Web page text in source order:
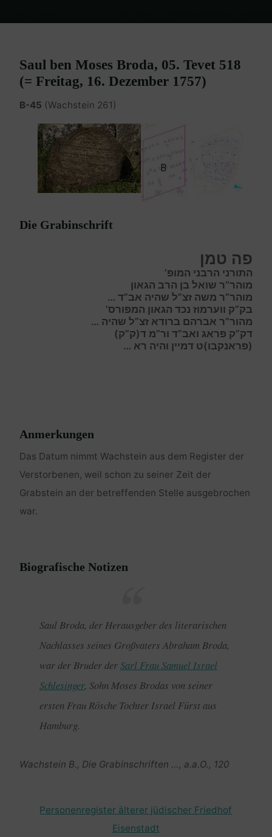
Saul ben Moses Broda, 05. Tevet 518
(= Freitag, 16. Dezember 1757)
B-45 (Wachstein 261)
Die Grabinschrift
פה טמן
התורני הרבני המופ’
מוהר”ר שואל בן הרב הגאון
מוהר”ר משה זצ”ל שהיה אב”ד …
בק”ק ווערמוז נכד הגאון המפורס’
מהור”ר אברהם ברודא זצ”ל שהיה …
דק”ק פראג ואב”ד ור”מ ד(ק”ק)
(פראנקבו)ט דמיין והיה רא …
Anmerkungen
Das Datum nimmt Wachstein aus dem Register der
Verstorbenen, weil schon zu seiner Zeit der
Grabstein an der betreffenden Stelle ausgebrochen
war.
Biografische Notizen
Saul Broda, der Herausgeber des literarischen
Nachlasses seines Großvaters Abraham Broda,
war der Bruder derSarl Frau Samuel Israel
Schlesinger, Sohn Moses Brodas von seiner
ersten Frau Rösche Tochter Israel Fürst aus
Hamburg.
Wachstein B., Die Grabinschriften …, a.a.O., 120
Personenregister älterer jüdischer Friedhof
Eisenstadt